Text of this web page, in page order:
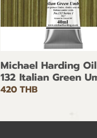
Michael Harding
132 Italian Green
420 THB